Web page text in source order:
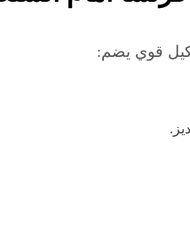
قوي يضم: